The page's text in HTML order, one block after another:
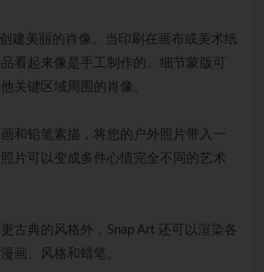
建美丽的肖像。当印刷在画布或美术纸
看起来像是手工制作的。细节蒙版可
关键区域周围的肖像。
和铅笔素描，将您的户外照片带入一
片可以变成多件心情完全不同的艺术
古典的风格外，Snap Art 还可以渲染各
画、风格和蜡笔。